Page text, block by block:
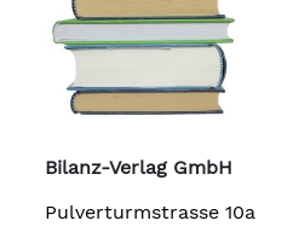
Bilanz-Verlag GmbH
Pulverturmstrasse 10a